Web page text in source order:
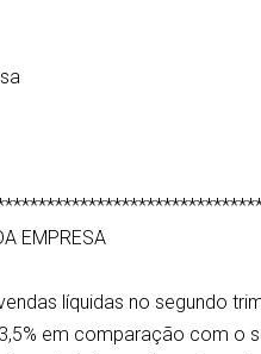
EMPRESA
líquidas no segundo
em comparação com o